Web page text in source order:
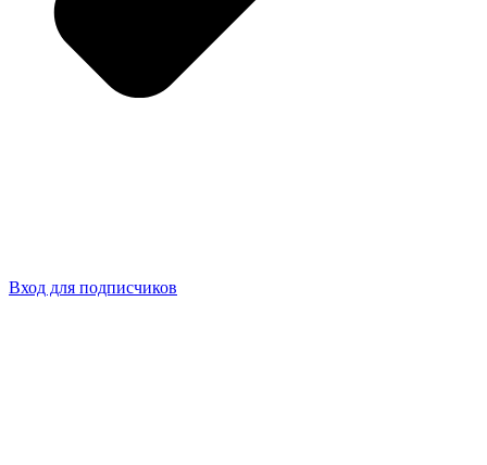
Вход для подписчиков